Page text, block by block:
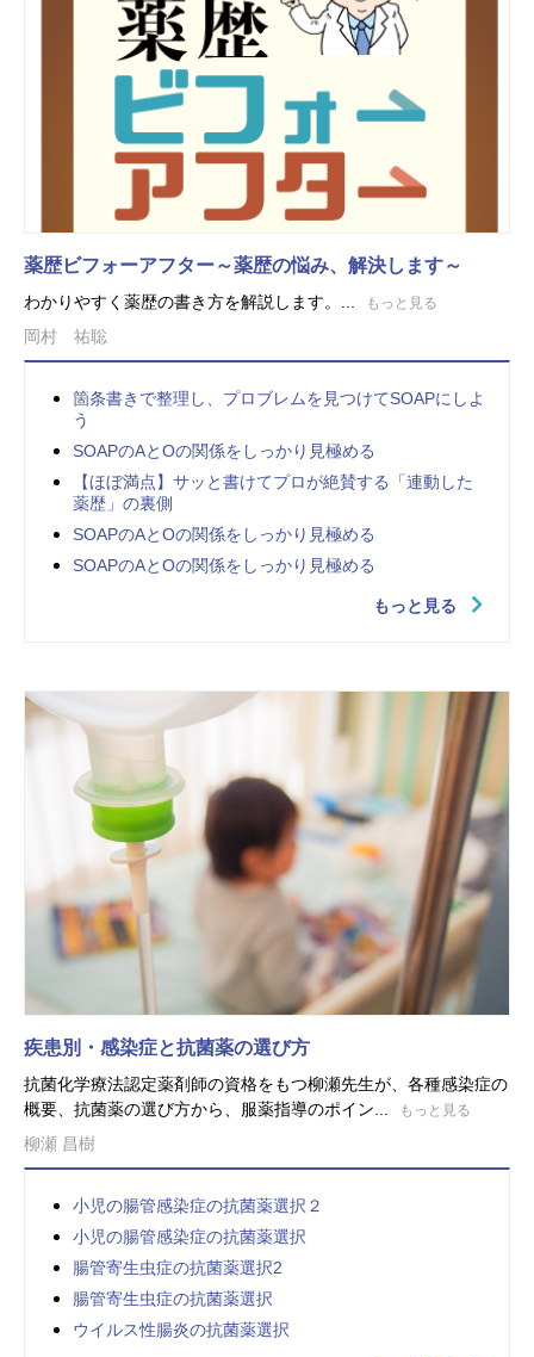
薬歴ビフォーアフター～薬歴の悩み、解決します～
わかりやすく薬歴の書き方を解説します。... もっと見る
岡村 祐聡
箇条書きで整理し、プロブレムを見つけてSOAPにしよ
う
SOAPのAとOの関係をしっかり見極める
【ほぼ満点】サッと書けてプロが絶賛する「連動した
薬歴」の裏側
SOAPのAとOの関係をしっかり見極める
SOAPのAとOの関係をしっかり見極める
もっと見る
疾患別・感染症と抗菌薬の選び方
抗菌化学療法認定薬剤師の資格をもつ柳瀬先生が、各種感染症の
概要、抗菌薬の選び方から、服薬指導のポイン...
もっと見る
柳瀬 昌樹
小児の腸管感染症の抗菌薬選択２
小児の腸管感染症の抗菌薬選択
腸管寄生虫症の抗菌薬選択2
腸管寄生虫症の抗菌薬選択
ウイルス性腸炎の抗菌薬選択